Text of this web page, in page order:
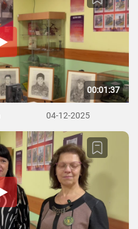
00:01:37
04-12-2025